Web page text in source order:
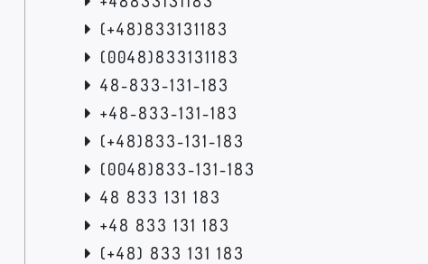
(+48)833131183
(0048)833131183
48-833-131-183
+48-833-131-183
(+48)833-131-183
(0048)833-131-183
48 833 131 183
+48 833 131 183
(+48) 833 131 183